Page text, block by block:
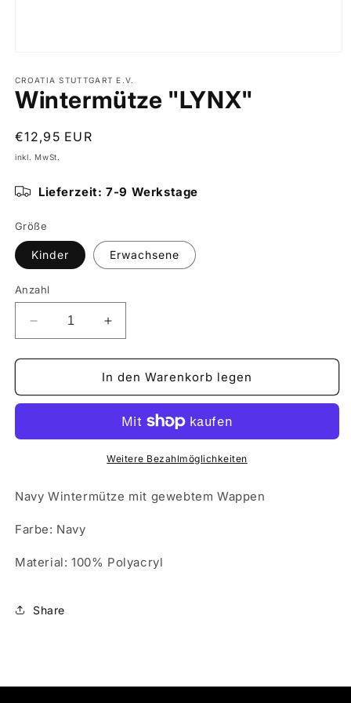
CROATIA STUTTGART E.V.
Wintermütze "LYNX"
Normaler
Preis
€12,95 EUR
inkl. MwSt.
Lieferzeit: 7-9 Werkstage
Größe
Kinder Erwachsene
Anzahl
Verringere
die
Menge
Wintermütze
Erhöhe
die
Menge
für
Wintermütze
&quot;LYNX&quot;
In den Warenkorb legen
Weitere Bezahlmöglichkeiten
Navy Wintermütze mit gewebtem Wappen
Farbe: Navy
Material: 100% Polyacryl
Share